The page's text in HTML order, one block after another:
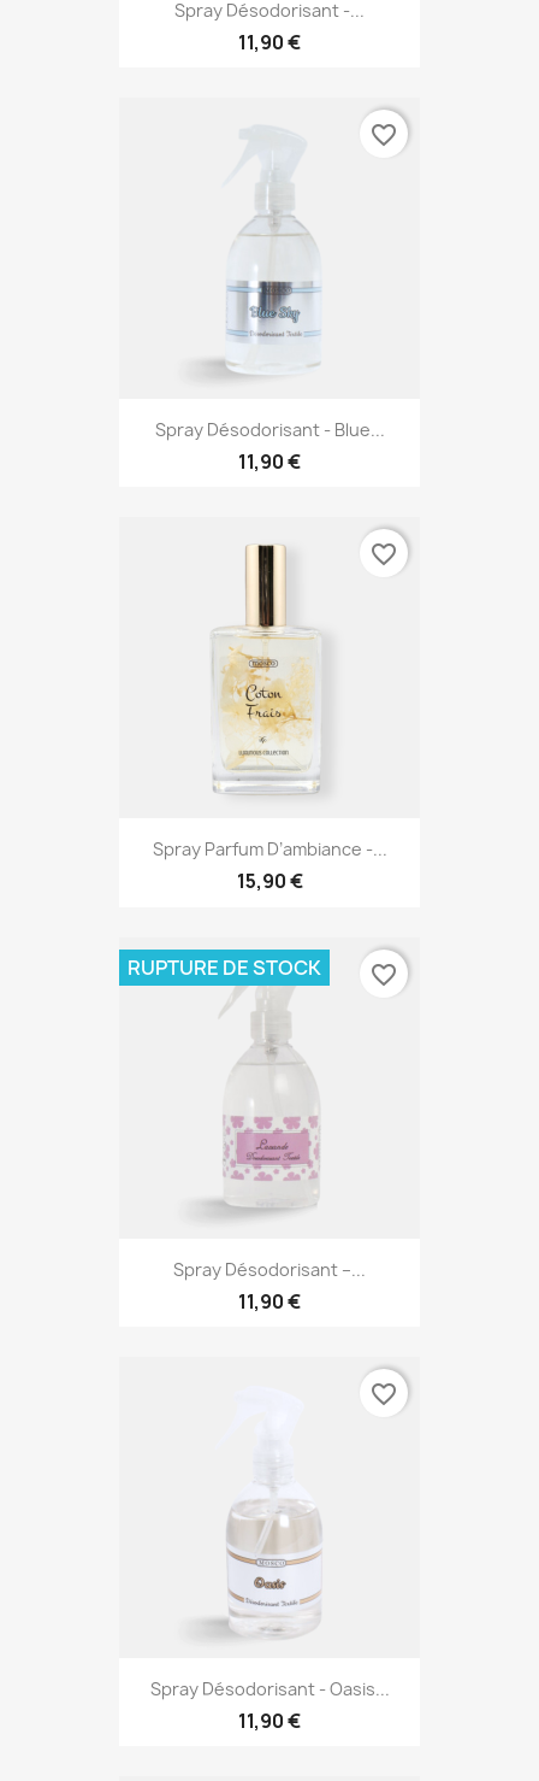
Spray Désodorisant -...
11,90 €
Spray Désodorisant - Blue...
11,90 €
favorite_border
Spray Parfum D’ambiance -...
15,90 €
favorite_border
Spray Désodorisant –...
11,90 €
RUPTURE DE STOCK favorite_border
Spray Désodorisant - Oasis...
11,90 €
favorite_border